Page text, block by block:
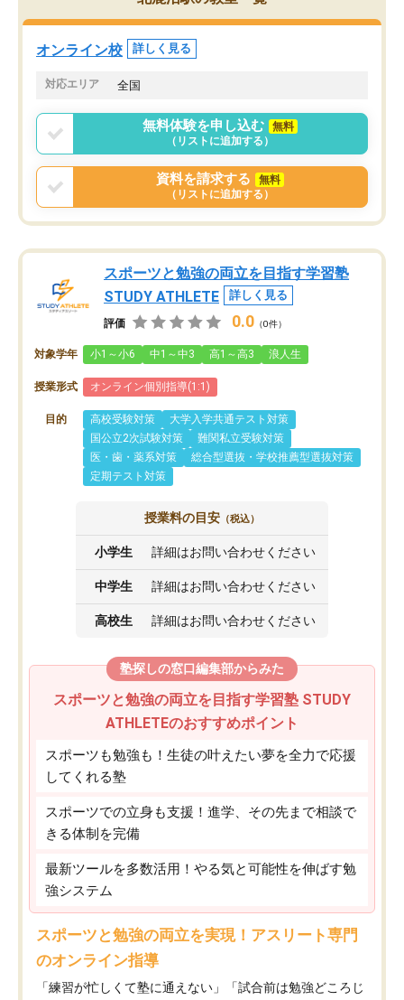
オンライン校 詳しく見る
対応エリア 全国
無料体験を申し込む
無料
（リストに追加する）
資料を請求する
無料
（リストに追加する）
スポーツと勉強の両立を目指す学習塾
STUDY ATHLETE
詳しく見る
評価 0.0 （0件）
対象学年 小1～小6 中1～中3 高1～高3 浪人生
授業形式 オンライン個別指導(1:1)
目的 高校受験対策
大学入学共通テスト対策
国公立2次試験対策
難関私立受験対策
医・歯・薬系対策
総合型選抜・学校推薦型選抜対策
定期テスト対策
授業料の目安 （税込）
小学生 詳細はお問い合わせください
中学生 詳細はお問い合わせください
高校生 詳細はお問い合わせください
塾探しの窓口編集部からみた
スポーツと勉強の両立を目指す学習塾 STUDY
ATHLETEのおすすめポイント
スポーツも勉強も！生徒の叶えたい夢を全力で応援
してくれる塾
スポーツでの立身も支援！進学、その先まで相談で
きる体制を完備
最新ツールを多数活用！やる気と可能性を伸ばす勉
強システム
スポーツと勉強の両立を実現！アスリート専門
のオンライン指導
「練習が忙しくて塾に通えない」「試合前は勉強どころじ